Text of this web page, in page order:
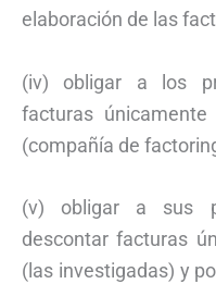
elaboración de las
(iv) obligar a los
facturas
(compañía de
(v) obligar a sus
descontar facturas
(las investigadas) y